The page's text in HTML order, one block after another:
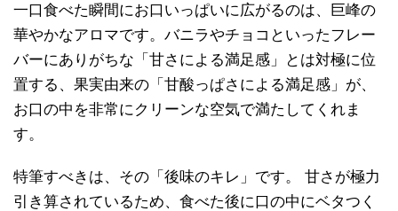
一口食べた瞬間にお口いっぱいに広がるのは、巨峰の
華やかなアロマです。バニラやチョコといったフレー
バーにありがちな「甘さによる満足感」とは対極に位
置する、果実由来の「甘酸っぱさによる満足感」が、
お口の中を非常にクリーンな空気で満たしてくれま
す。
特筆すべきは、その「後味のキレ」です。 甘さが極力
引き算されているため、食べた後に口の中にベタつく